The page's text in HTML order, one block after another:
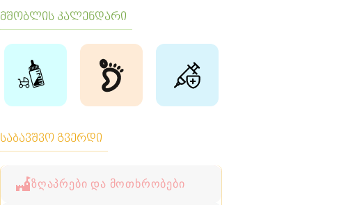
მშობლის კალენდარი
საბავშვო გვერდი
ზღაპრები და მოთხრობები